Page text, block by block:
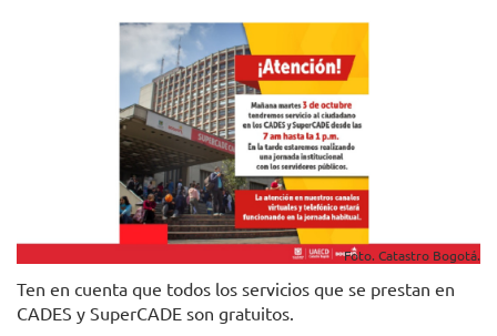
Foto. Catastro Bogotá.
Ten en cuenta que todos los servicios que se prestan en
CADES y SuperCADE son gratuitos.